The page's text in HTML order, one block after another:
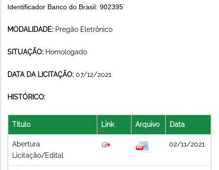
Identificador Banco do Brasil: 902395
MODALIDADE: Pregão Eletrônico
SITUAÇÃO: Homologado
DATA DA LICITAÇÃO: 07/12/2021
HISTÓRICO:
Título Link Arquivo Data
Abertura
Licitação/Edital
02/11/2021